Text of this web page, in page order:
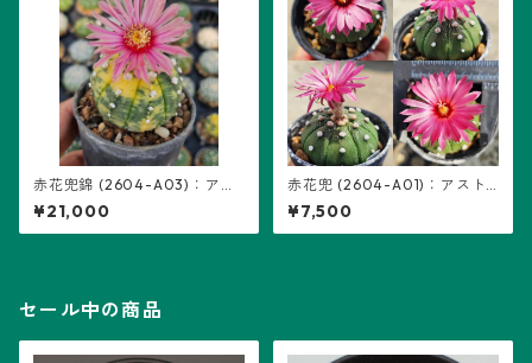
赤花兜錦 (2604-A03)：アス
トロフィツム属 ※実生
¥21,000
赤花兜 (2604-A01)：アスト
ロフィツム属 ※実生
¥7,500
セール中の商品